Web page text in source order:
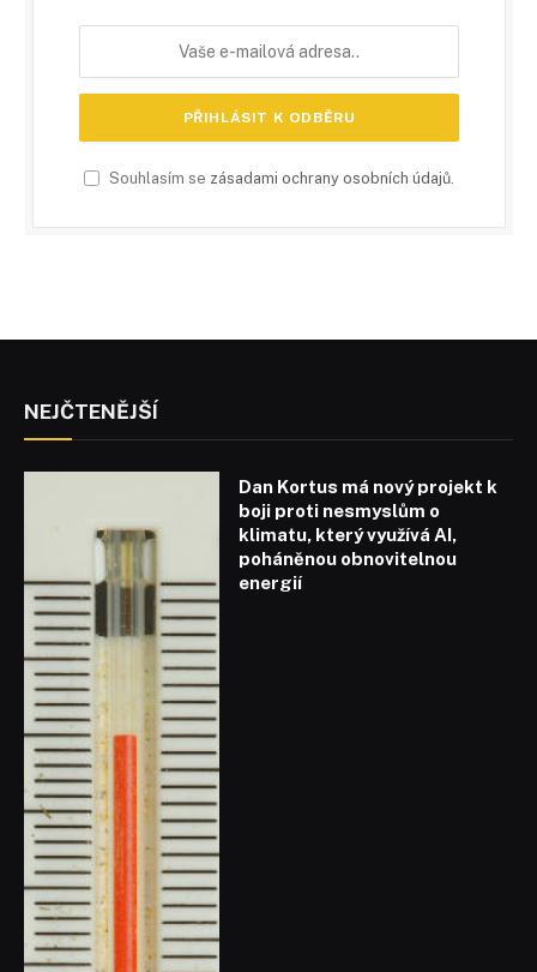
Souhlasím se zásadami ochrany osobních údajů.
NEJČTENĚJŠÍ
Dan Kortus má nový projekt k
boji proti nesmyslům o
klimatu, který využívá AI,
poháněnou obnovitelnou
energií